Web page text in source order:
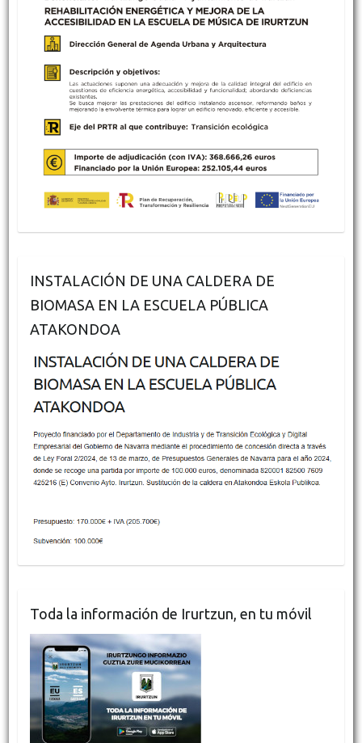
INSTALACIÓN DE UNA CALDERA DE
BIOMASA EN LA ESCUELA PÚBLICA
ATAKONDOA
Toda la información de Irurtzun, en tu móvil